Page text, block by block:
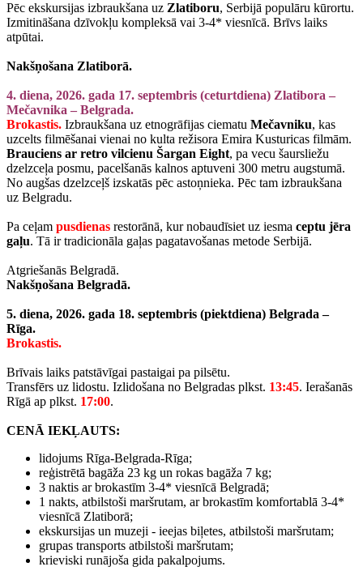
Pēc ekskursijas izbraukšana uz Zlatiboru, Serbijā populāru kūrortu.
Izmitināšana dzīvokļu kompleksā vai 3-4* viesnīcā. Brīvs laiks
atpūtai.
Nakšņošana Zlatiborā.
4. diena, 2026. gada 17. septembris (ceturtdiena) Zlatibora –
Mečavnika – Belgrada.
Brokastis. Izbraukšana uz etnogrāfijas ciematu Mečavniku, kas
uzcelts filmēšanai vienai no kulta režisora Emira Kusturicas filmām.
Brauciens ar retro vilcienu Šargan Eight, pa vecu šaursliežu
dzelzceļa posmu, pacelšanās kalnos aptuveni 300 metru augstumā.
No augšas dzelzceļš izskatās pēc astoņnieka. Pēc tam izbraukšana
uz Belgradu.
Pa ceļam pusdienas restorānā, kur nobaudīsiet uz iesma ceptu jēra
gaļu. Tā ir tradicionāla gaļas pagatavošanas metode Serbijā.
Atgriešanās Belgradā.
Nakšņošana Belgradā.
5. diena, 2026. gada 18. septembris (piektdiena) Belgrada –
Rīga.
Brokastis.
Brīvais laiks patstāvīgai pastaigai pa pilsētu.
Transfērs uz lidostu. Izlidošana no Belgradas plkst. 13:45. Ierašanās
Rīgā ap plkst. 17:00.
CENĀ IEKĻAUTS:
lidojums Rīga-Belgrada-Rīga;
reģistrētā bagāža 23 kg un rokas bagāža 7 kg;
3 naktis ar brokastīm 3-4* viesnīcā Belgradā;
1 nakts, atbilstoši maršrutam, ar brokastīm komfortablā 3-4*
viesnīcā Zlatiborā;
ekskursijas un muzeji - ieejas biļetes, atbilstoši maršrutam;
grupas transports atbilstoši maršrutam;
krieviski runājoša gida pakalpojums.